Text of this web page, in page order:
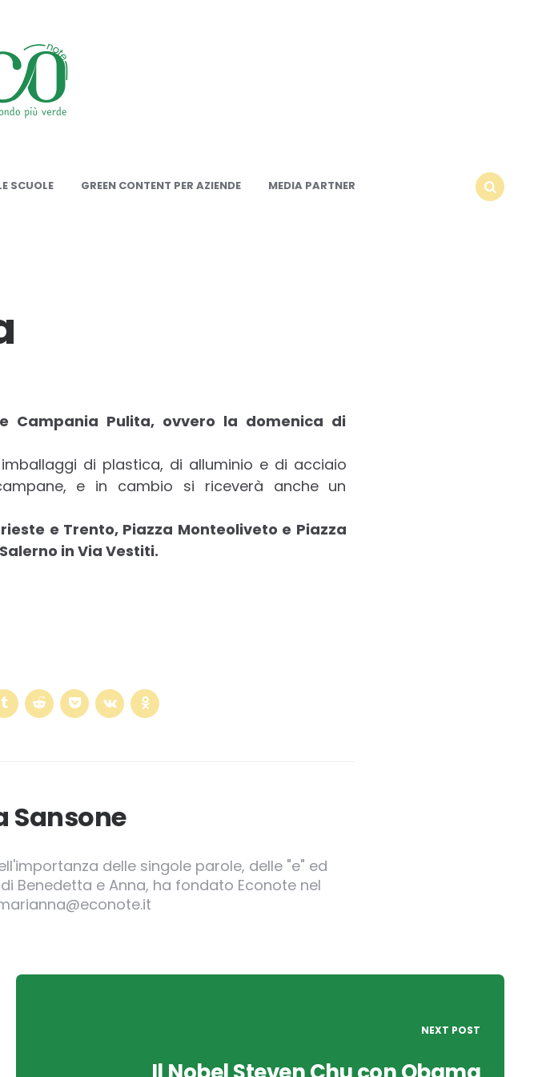
SCUOLE GREEN CONTENT PER AZIENDE
MEDIA PARTNER
Campania Pulita, ovvero la domenica di
di plastica, di alluminio e di acciaio
e in cambio si riceverà anche un
e Trento, Piazza Monteoliveto e Piazza
in Via Vestiti.
Sansone
delle singole parole, delle "e" ed
Benedetta e Anna, ha fondato Econote nel
NEXT POST